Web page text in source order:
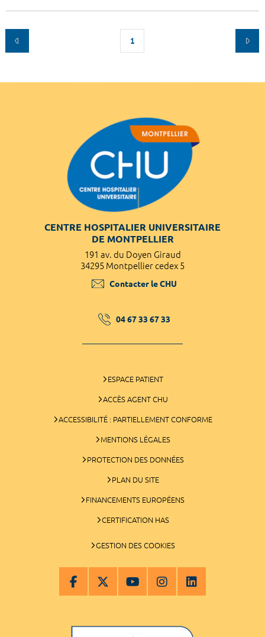
1
CENTRE HOSPITALIER UNIVERSITAIRE
DE MONTPELLIER
191 av. du Doyen Giraud
34295 Montpellier cedex 5
Contacter le CHU
04 67 33 67 33
ESPACE PATIENT
ACCÈS AGENT CHU
ACCESSIBILITÉ : PARTIELLEMENT CONFORME
MENTIONS LÉGALES
PROTECTION DES DONNÉES
PLAN DU SITE
FINANCEMENTS EUROPÉENS
CERTIFICATION HAS
GESTION DES COOKIES